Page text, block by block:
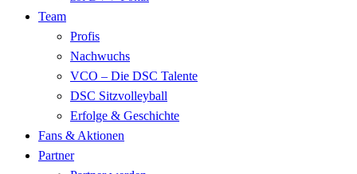
Team
Profis
Nachwuchs
VCO – Die DSC Talente
DSC Sitzvolleyball
Erfolge & Geschichte
Fans & Aktionen
Partner